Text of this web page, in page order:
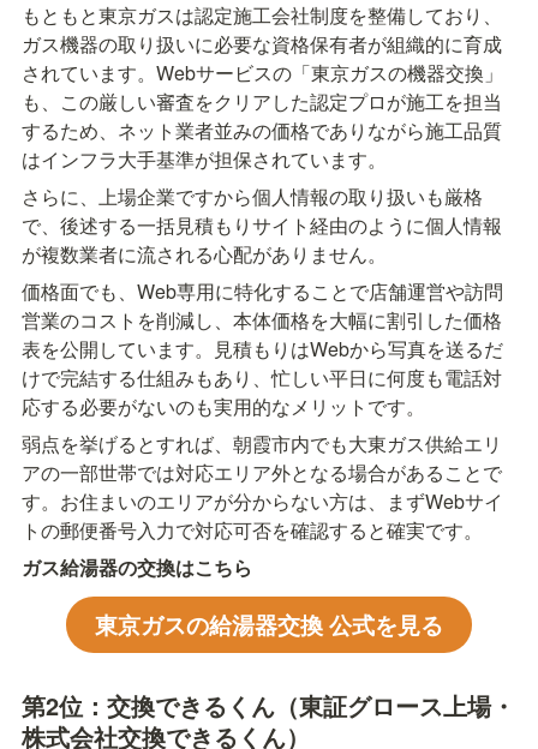
もともと東京ガスは認定施工会社制度を整備しており、
ガス機器の取り扱いに必要な資格保有者が組織的に育成
されています。Webサービスの「東京ガスの機器交換」
も、この厳しい審査をクリアした認定プロが施工を担当
するため、ネット業者並みの価格でありながら施工品質
はインフラ大手基準が担保されています。
さらに、上場企業ですから個人情報の取り扱いも厳格
で、後述する一括見積もりサイト経由のように個人情報
が複数業者に流される心配がありません。
価格面でも、Web専用に特化することで店舗運営や訪問
営業のコストを削減し、本体価格を大幅に割引した価格
表を公開しています。見積もりはWebから写真を送るだ
けで完結する仕組みもあり、忙しい平日に何度も電話対
応する必要がないのも実用的なメリットです。
弱点を挙げるとすれば、朝霞市内でも大東ガス供給エリ
アの一部世帯では対応エリア外となる場合があることで
す。お住まいのエリアが分からない方は、まずWebサイ
トの郵便番号入力で対応可否を確認すると確実です。
ガス給湯器の交換はこちら
東京ガスの給湯器交換 公式を見る
第2位：交換できるくん（東証グロース上場・
株式会社交換できるくん）